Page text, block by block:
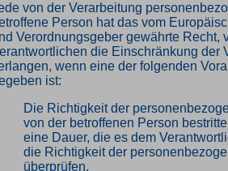
von der Verarbeitung
Person hat das vom
Verordnungsgeber gewährte Recht,
die Einschränkung der
wenn eine der folgenden
ist:
Die Richtigkeit der
von der betroffenen Person
eine Dauer, die es dem
die Richtigkeit der
überprüfen.